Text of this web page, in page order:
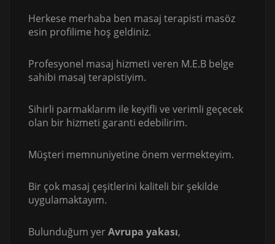
Herkese merhaba ben masaj terapisti masöz
esin profilime hoş geldiniz.
Profesyonel masaj hizmeti veren M.E.B belge
sahibi masaj terapistiyim.
Sihirli parmaklarım ile keyifli ve verimli geçecek
olan bir hizmeti garanti edebilirim.
Müşteri memnuniyetine önem vermekteyim.
Bir çok masaj çeşitlerini kaliteli bir şekilde
uygulamaktayım.
Bulunduğum yerAvrupa yakası,